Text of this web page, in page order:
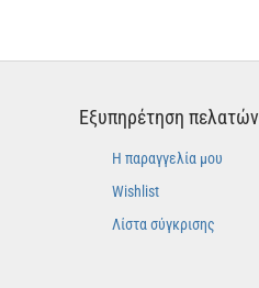
Εξυπηρέτηση πελατών
Η παραγγελία μου
Wishlist
Λίστα σύγκρισης